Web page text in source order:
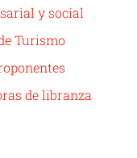
y social
Turismo
de libranza